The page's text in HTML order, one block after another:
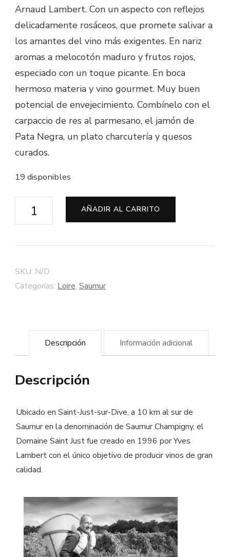
Arnaud Lambert. Con un aspecto con reflejos
delicadamente rosáceos, que promete salivar a
los amantes del vino más exigentes. En nariz
aromas a melocotón maduro y frutos rojos,
especiado con un toque picante. En boca
hermoso materia y vino gourmet. Muy buen
potencial de envejecimiento. Combínelo con el
carpaccio de res al parmesano, el jamón de
Pata Negra, un plato charcutería y quesos
curados.
19 disponibles
Saumur
Château
de
Bodega
-
ecologico
cantidad
AÑADIR AL CARRITO
SKU: N/D
Categorías: Loire, Saumur
Descripción Información adicional
Descripción
Ubicado en Saint-Just-sur-Dive, a 10 km al sur de
Saumur en la denominación de Saumur Champigny, el
Domaine Saint Just fue creado en 1996 por Yves
Lambert con el único objetivo de producir vinos de gran
calidad.